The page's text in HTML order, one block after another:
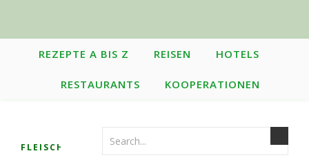
REZEPTE A BIS Z REISEN HOTELS
RESTAURANTS KOOPERATIONEN
FLEISCH HAUPTSPEISE